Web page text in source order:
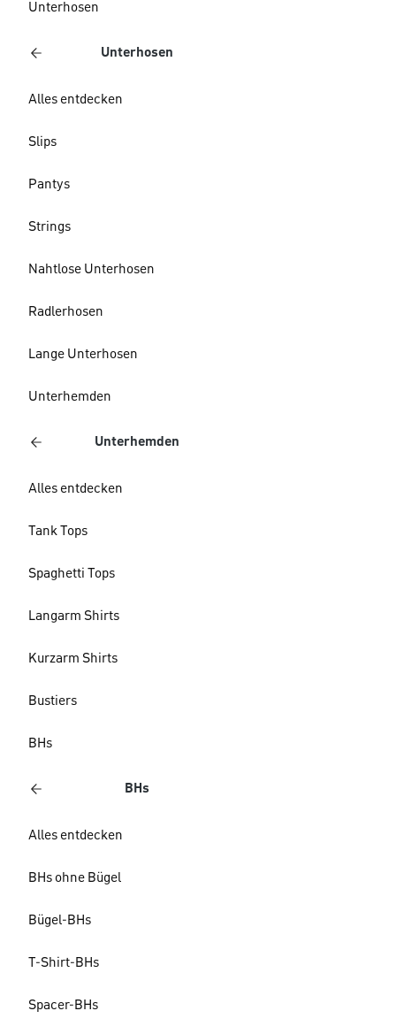
Unterhosen
Unterhosen
Alles entdecken
Slips
Pantys
Strings
Nahtlose Unterhosen
Radlerhosen
Lange Unterhosen
Unterhemden
Unterhemden
Alles entdecken
Tank Tops
Spaghetti Tops
Langarm Shirts
Kurzarm Shirts
Bustiers
BHs
BHs
Alles entdecken
BHs ohne Bügel
Bügel-BHs
T-Shirt-BHs
Spacer-BHs